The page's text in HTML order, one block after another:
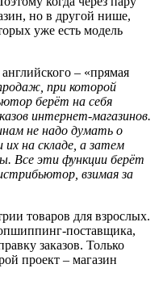
но в другой нише,
уже есть модель
– «прямая
при которой
берёт на себя
интернет-магазинов.
не надо думать о
их на складе, а затем
Все эти функции берёт
взимая за
товаров для взрослых.
поставщика,
заказов. Только
проект – магазин